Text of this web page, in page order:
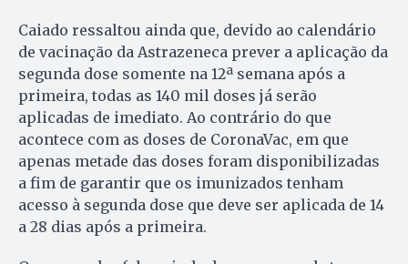
Caiado ressaltou ainda que, devido ao calendário
de vacinação da Astrazeneca prever a aplicação da
segunda dose somente na 12ª semana após a
primeira, todas as 140 mil doses já serão
aplicadas de imediato. Ao contrário do que
acontece com as doses de CoronaVac, em que
apenas metade das doses foram disponibilizadas
a fim de garantir que os imunizados tenham
acesso à segunda dose que deve ser aplicada de 14
a 28 dias após a primeira.